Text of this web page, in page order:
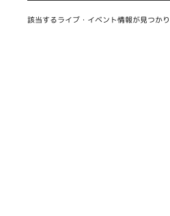
該当するライブ・イベント情報が見つかり